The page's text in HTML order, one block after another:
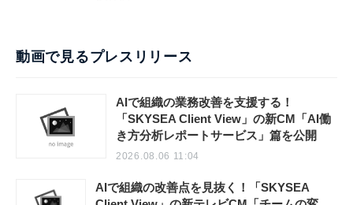
動画で見るプレスリリース
AIで組織の業務改善を支援する！
「SKYSEA Client View」の新CM「AI働
き方分析レポートサービス」篇を公開
2026.08.06 11:04
AIで組織の改善点を見抜く！「SKYSEA